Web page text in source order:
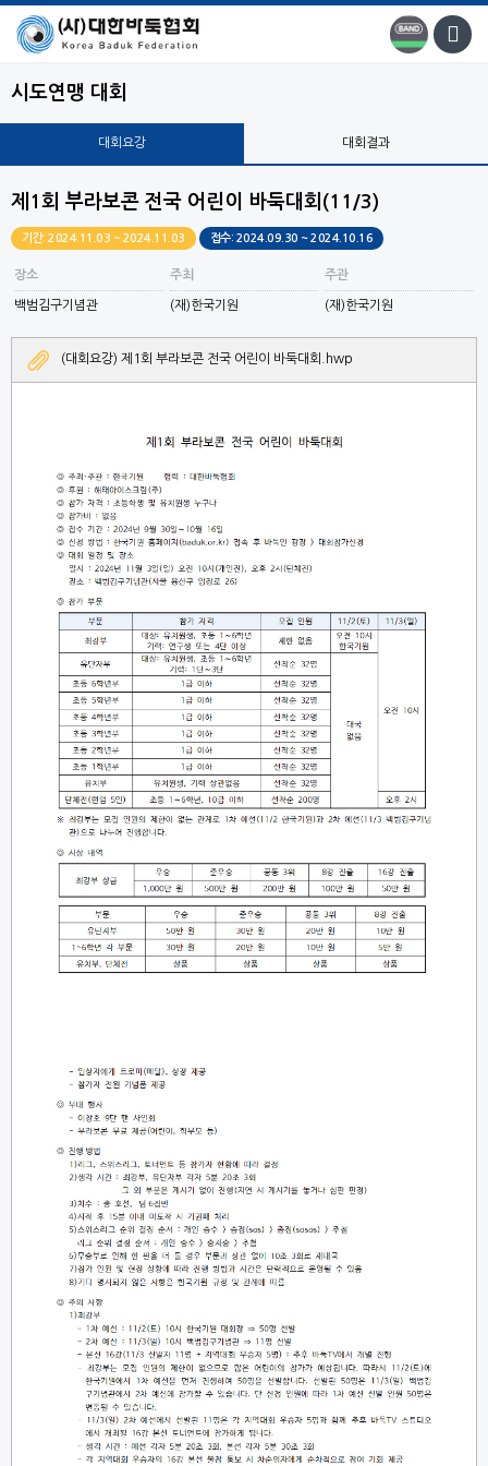
시도연맹 대회
대회요강 대회결과
제1회 부라보콘 전국 어린이 바둑대회(11/3)
기간: 2024.11.03 ~ 2024.11.03 접수: 2024.09.30 ~ 2024.10.16
장소
백범김구기념관
주최
(재)한국기원
주관
(재)한국기원
(대회요강) 제1회 부라보콘 전국 어린이 바둑대회.hwp